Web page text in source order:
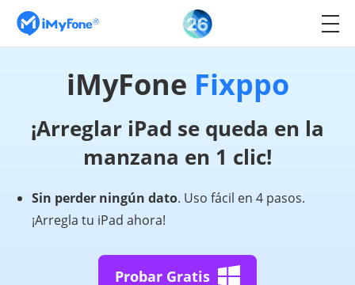
iMyFone Fixppo
¡Arreglar iPad se queda en la
manzana en 1 clic!
Sin perder ningún dato. Uso fácil en 4 pasos.
¡Arregla tu iPad ahora!
Probar Gratis